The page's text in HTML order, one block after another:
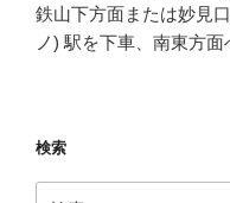
鉄山下方面または妙見
ノ) 駅を下車、南東方
検索